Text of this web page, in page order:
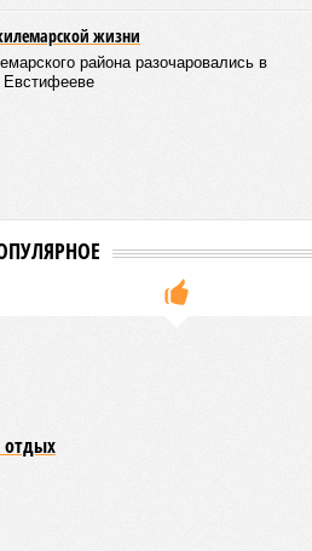
отстранил от работы 20